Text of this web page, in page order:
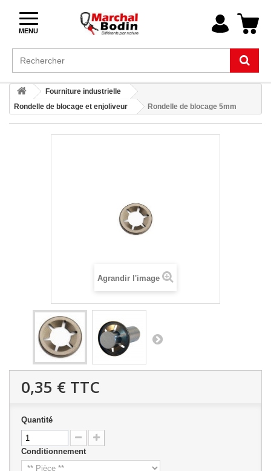
MENU
Fourniture industrielle
Rondelle de blocage et enjoliveur
Rondelle de blocage 5mm
Agrandir l'image
0,35 € TTC
Quantité
Conditionnement